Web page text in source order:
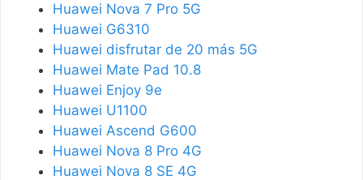
Huawei Nova 7 Pro 5G
Huawei G6310
Huawei disfrutar de 20 más 5G
Huawei Mate Pad 10.8
Huawei Enjoy 9e
Huawei U1100
Huawei Ascend G600
Huawei Nova 8 Pro 4G
Huawei Nova 8 SE 4G